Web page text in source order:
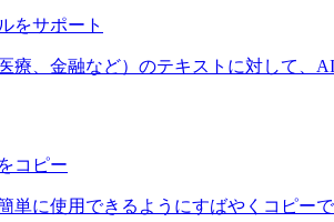
をサポート
療、金融など）のテキストに対して、
コピー
単に使用できるようにすばやくコピーで